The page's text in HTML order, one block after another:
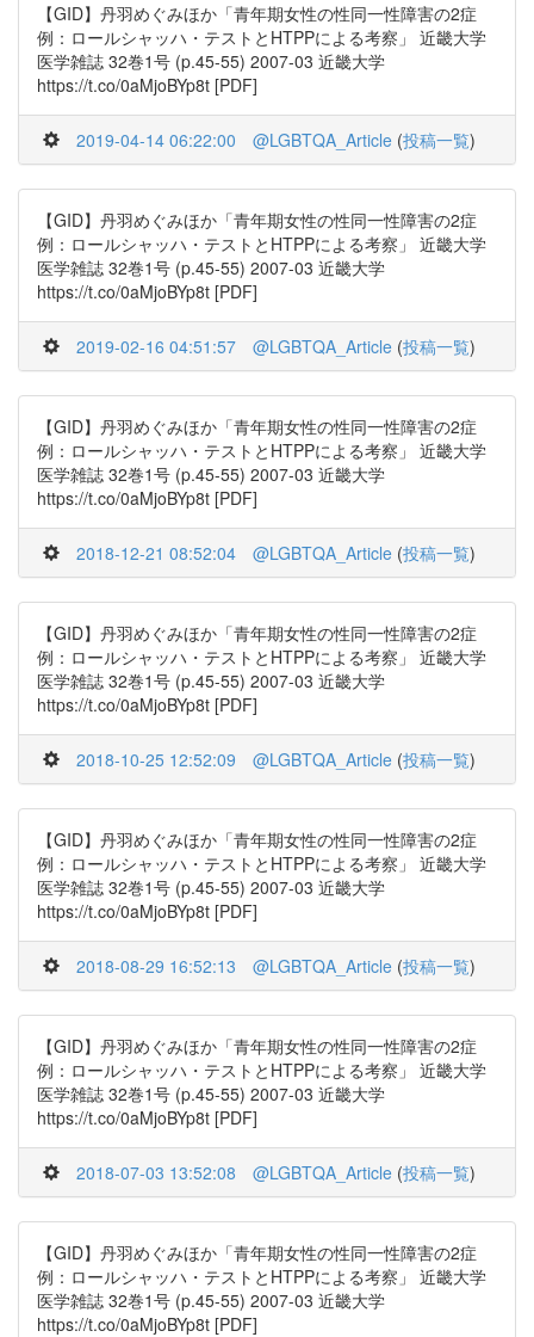
【GID】丹羽めぐみほか「青年期女性の性同一性障害の2症
例：ロールシャッハ・テストとHTPPによる考察」 近畿大学
医学雑誌 32巻1号 (p.45-55) 2007-03 近畿大学
https://t.co/0aMjoBYp8t [PDF]
2019-04-14 06:22:00 @LGBTQA_Article (投稿一覧)
【GID】丹羽めぐみほか「青年期女性の性同一性障害の2症
例：ロールシャッハ・テストとHTPPによる考察」 近畿大学
医学雑誌 32巻1号 (p.45-55) 2007-03 近畿大学
https://t.co/0aMjoBYp8t [PDF]
2019-02-16 04:51:57 @LGBTQA_Article (投稿一覧)
【GID】丹羽めぐみほか「青年期女性の性同一性障害の2症
例：ロールシャッハ・テストとHTPPによる考察」 近畿大学
医学雑誌 32巻1号 (p.45-55) 2007-03 近畿大学
https://t.co/0aMjoBYp8t [PDF]
2018-12-21 08:52:04 @LGBTQA_Article (投稿一覧)
【GID】丹羽めぐみほか「青年期女性の性同一性障害の2症
例：ロールシャッハ・テストとHTPPによる考察」 近畿大学
医学雑誌 32巻1号 (p.45-55) 2007-03 近畿大学
https://t.co/0aMjoBYp8t [PDF]
2018-10-25 12:52:09 @LGBTQA_Article (投稿一覧)
【GID】丹羽めぐみほか「青年期女性の性同一性障害の2症
例：ロールシャッハ・テストとHTPPによる考察」 近畿大学
医学雑誌 32巻1号 (p.45-55) 2007-03 近畿大学
https://t.co/0aMjoBYp8t [PDF]
2018-08-29 16:52:13 @LGBTQA_Article (投稿一覧)
【GID】丹羽めぐみほか「青年期女性の性同一性障害の2症
例：ロールシャッハ・テストとHTPPによる考察」 近畿大学
医学雑誌 32巻1号 (p.45-55) 2007-03 近畿大学
https://t.co/0aMjoBYp8t [PDF]
2018-07-03 13:52:08 @LGBTQA_Article (投稿一覧)
【GID】丹羽めぐみほか「青年期女性の性同一性障害の2症
例：ロールシャッハ・テストとHTPPによる考察」 近畿大学
医学雑誌 32巻1号 (p.45-55) 2007-03 近畿大学
https://t.co/0aMjoBYp8t [PDF]